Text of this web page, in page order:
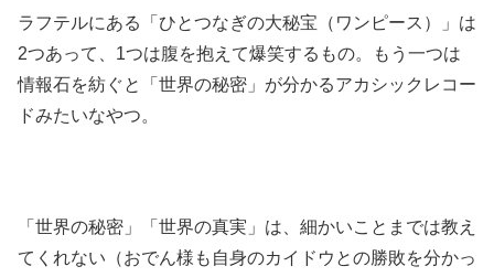
ラフテルにある「ひとつなぎの大秘宝（ワンピース）」は
2つあって、1つは腹を抱えて爆笑するもの。もう一つは
情報石を紡ぐと「世界の秘密」が分かるアカシックレコー
ドみたいなやつ。
「世界の秘密」「世界の真実」は、細かいことまでは教え
てくれない（おでん様も自身のカイドウとの勝敗を分かっ